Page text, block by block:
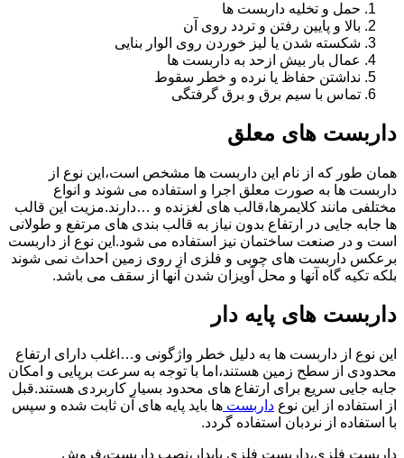
حمل و تخلیه داربست ها
بالا و پایین رفتن و تردد روی آن
شکسته شدن یا لیز خوردن روی الوار بنایی
عمال بار بیش ازحد به داربست ها
نداشتن حفاظ یا نرده و خطر سقوط
تماس با سیم برق و برق گرفتگی
داربست های معلق
همان طور که از نام این داربست ها مشخص است،این نوع از
داربست ها به صورت معلق اجرا و استفاده می شوند و انواع
مختلفی مانند کلایمرها،قالب های لغزنده و …دارند.مزیت این قالب
ها جابه جایی در ارتفاع بدون نیاز به قالب بندی های مرتفع و طولانی
است و در صنعت ساختمان نیز استفاده می شود.این نوع از داربست
برعکس داربست های چوبی و فلزی از روی زمین احداث نمی شوند
بلکه تکیه گاه آنها و محل آویزان شدن آنها از سقف می باشد.
داربست های پایه دار
این نوع از داربست ها به دلیل خطر واژگونی و…اغلب دارای ارتفاع
محدودی از سطح زمین هستند،اما با توجه به سرعت برپایی و امکان
جابه جایی سریع برای ارتفاع های محدود بسیار کاربردی هستند.قبل
از استفاده از این نوع داربست ها باید پایه های آن ثابت شده و سپس
با استفاده از نردبان استفاده گردد.
داربست فلزی،داربست فلزی پایدار،نصب داربست،فروش